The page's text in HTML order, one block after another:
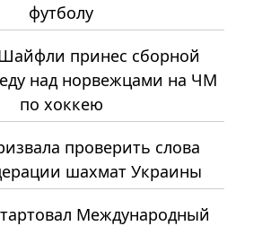
футболу
принес сборной
над норвежцами на ЧМ
по хоккею
проверить слова
шахмат Украины
Международный